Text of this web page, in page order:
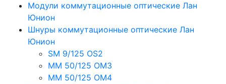
Модули коммутационные оптические Лан
Юнион
Шнуры коммутационные оптические Лан
Юнион
SM 9/125 OS2
MM 50/125 OM3
MM 50/125 OM4